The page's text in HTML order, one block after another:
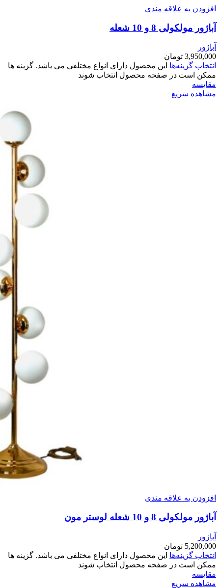
افزودن به علاقه مندی
آباژور مولکولی 8 و 10 شعله
آباژور
3,950,000 تومان
انتخاب گزینه‌ها این محصول دارای انواع مختلفی می باشد. گزینه ها
ممکن است در صفحه محصول انتخاب شوند
مقایسه
مشاهده سریع
افزودن به علاقه مندی
آباژور مولکولی 8 و 10 شعله لوستر مون
آباژور
5,200,000 تومان
انتخاب گزینه‌ها این محصول دارای انواع مختلفی می باشد. گزینه ها
ممکن است در صفحه محصول انتخاب شوند
مقایسه
مشاهده سریع